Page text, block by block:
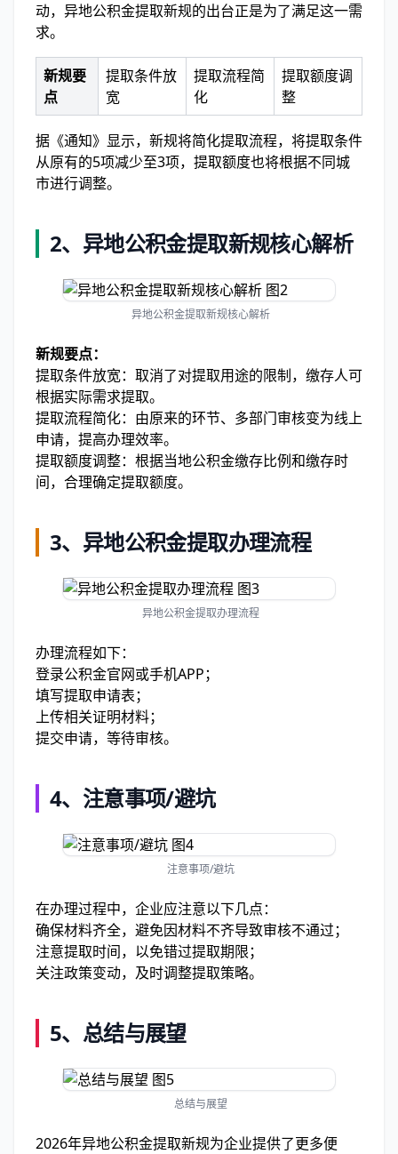
动，异地公积金提取新规的出台正是为了满足这一需
求。
新规要
点
提取条件放
宽
提取流程简
化
提取额度调
整
据《通知》显示，新规将简化提取流程，将提取条件
从原有的5项减少至3项，提取额度也将根据不同城
市进行调整。
2、 异地公积金提取新规核心解析
异地公积金提取新规核心解析
新规要点：
提取条件放宽：取消了对提取用途的限制，缴存人可
根据实际需求提取。
提取流程简化：由原来的环节、多部门审核变为线上
申请，提高办理效率。
提取额度调整：根据当地公积金缴存比例和缴存时
间，合理确定提取额度。
3、 异地公积金提取办理流程
异地公积金提取办理流程
办理流程如下：
登录公积金官网或手机APP；
填写提取申请表；
上传相关证明材料；
提交申请，等待审核。
4、 注意事项/避坑
注意事项/避坑
在办理过程中，企业应注意以下几点：
确保材料齐全，避免因材料不齐导致审核不通过；
注意提取时间，以免错过提取期限；
关注政策变动，及时调整提取策略。
5、 总结与展望
总结与展望
2026年异地公积金提取新规为企业提供了更多便